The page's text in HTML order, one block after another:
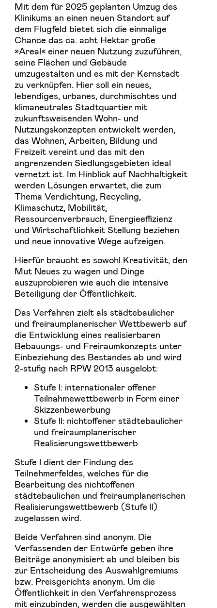
Mit dem für 2025 geplanten Umzug des
Klinikums an einen neuen Standort auf
dem Flugfeld bietet sich die einmalige
Chance das ca. acht Hektar große
»Areal« einer neuen Nutzung zuzuführen,
seine Flächen und Gebäude
umzugestalten und es mit der Kernstadt
zu verknüpfen. Hier soll ein neues,
lebendiges, urbanes, durchmischtes und
klimaneutrales Stadtquartier mit
zukunftsweisenden Wohn- und
Nutzungskonzepten entwickelt werden,
das Wohnen, Arbeiten, Bildung und
Freizeit vereint und das mit den
angrenzenden Siedlungsgebieten ideal
vernetzt ist. Im Hinblick auf Nachhaltigkeit
werden Lösungen erwartet, die zum
Thema Verdichtung, Recycling,
Klimaschutz, Mobilität,
Ressourcenverbrauch, Energieeffizienz
und Wirtschaftlichkeit Stellung beziehen
und neue innovative Wege aufzeigen.
Hierfür braucht es sowohl Kreativität, den
Mut Neues zu wagen und Dinge
auszuprobieren wie auch die intensive
Beteiligung der Öffentlichkeit.
Das Verfahren zielt als städtebaulicher
und freiraumplanerischer Wettbewerb auf
die Entwicklung eines realisierbaren
Bebauungs- und Freiraumkonzepts unter
Einbeziehung des Bestandes ab und wird
2-stufig nach RPW 2013 ausgelobt:
Stufe l: internationaler offener
Teilnahmewettbewerb in Form einer
Skizzenbewerbung
Stufe ll: nichtoffener städtebaulicher
und freiraumplanerischer
Realisierungswettbewerb
Stufe l dient der Findung des
Teilnehmerfeldes, welches für die
Bearbeitung des nichtoffenen
städtebaulichen und freiraumplanerischen
Realisierungswettbewerb (Stufe ll)
zugelassen wird.
Beide Verfahren sind anonym. Die
Verfassenden der Entwürfe geben ihre
Beiträge anonymisiert ab und bleiben bis
zur Entscheidung des Auswahlgremiums
bzw. Preisgerichts anonym. Um die
Öffentlichkeit in den Verfahrensprozess
mit einzubinden, werden die ausgewählten